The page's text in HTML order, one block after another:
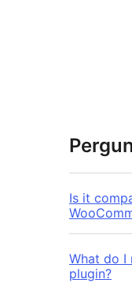
Is it
What do I
plugin?